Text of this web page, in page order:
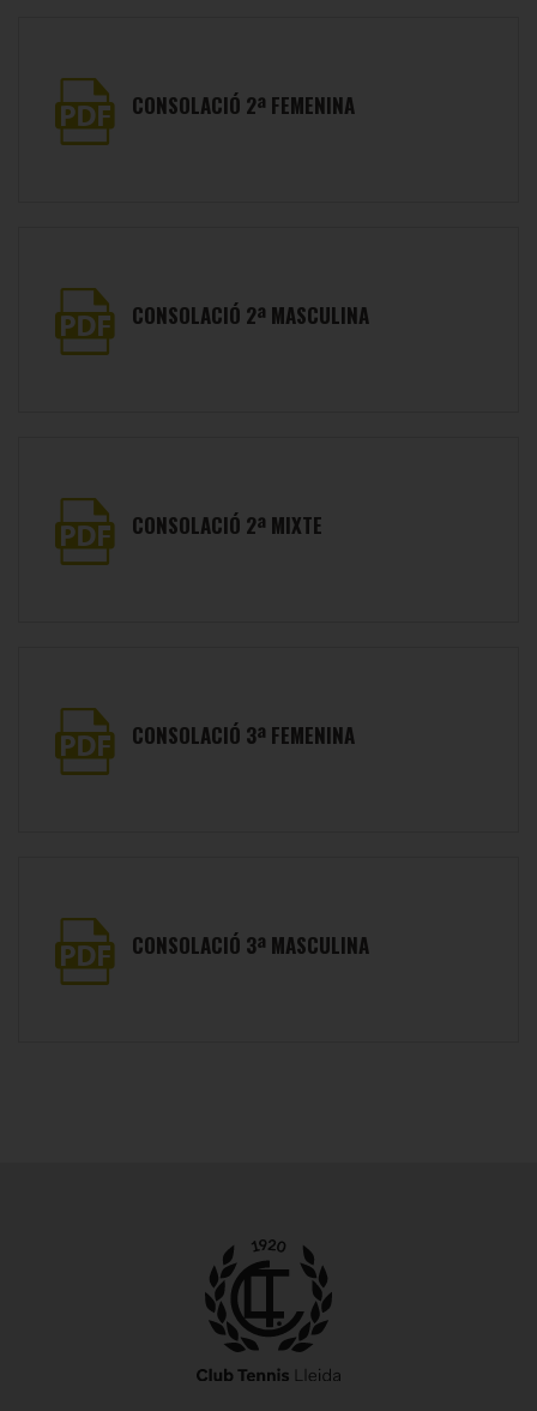
CONSOLACIÓ 2ª FEMENINA
CONSOLACIÓ 2ª MASCULINA
CONSOLACIÓ 2ª MIXTE
CONSOLACIÓ 3ª FEMENINA
CONSOLACIÓ 3ª MASCULINA